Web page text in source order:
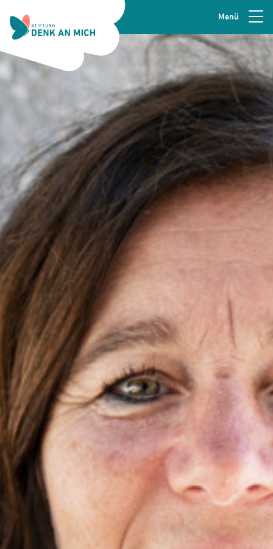
Zur Navigation springen
Zum Hauptinhalt springen
Zur Fusszeile springen
Seitenkopfzeile
Menü